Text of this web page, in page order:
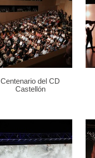
Centenario del CD
Castellón